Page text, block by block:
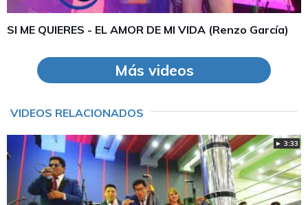
SI ME QUIERES - EL AMOR DE MI VIDA (Renzo García)
Más videos
VIDEOS RELACIONADOS
► 3:33